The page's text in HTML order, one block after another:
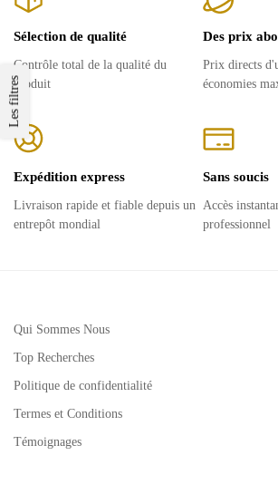
Les filtres
Sélection de qualité
Contrôle total de la qualité du
produit
Des prix
Prix ​​directs
économies
Expédition express
Livraison rapide et fiable depuis un
entrepôt mondial
Sans soucis
Accès
professionnel
Qui Sommes Nous
Top Recherches
Politique de confidentialité
Termes et Conditions
Témoignages